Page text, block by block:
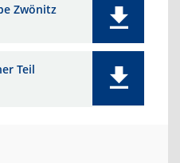
Zwönitz
Teil